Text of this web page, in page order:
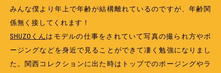
みんな僕より年上で年齢が結構離れているのですが、年齢関
係無く接してくれます！
SHUZOくんはモデルの仕事をされていて写真の撮られ方やポ
ージングなどを身近で見ることができて凄く勉強になりまし
た。関西コレクションに出た時はトップでのポージングやラ